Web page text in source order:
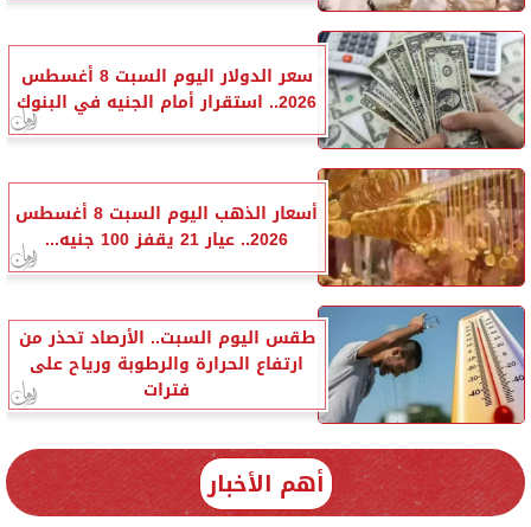
سعر الدولار اليوم السبت 8 أغسطس
2026.. استقرار أمام الجنيه في البنوك
أسعار الذهب اليوم السبت 8 أغسطس
2026.. عيار 21 يقفز 100 جنيه...
طقس اليوم السبت.. الأرصاد تحذر من
ارتفاع الحرارة والرطوبة ورياح على
فترات
أهم الأخبار